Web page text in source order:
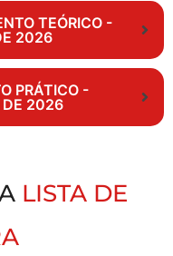
TEÓRICO -
2026
PRÁTICO -
DE 2026
LISTA DE